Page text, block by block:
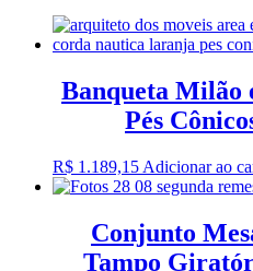
Banqueta Milão
Pés
R$ 1.189,15 Adicionar ao
Conjunto
Tampo